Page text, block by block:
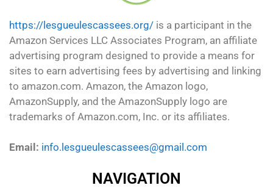
https://lesgueulescassees.org/ is a participant in the
Amazon Services LLC Associates Program, an affiliate
advertising program designed to provide a means for
sites to earn advertising fees by advertising and linking
to amazon.com. Amazon, the Amazon logo,
AmazonSupply, and the AmazonSupply logo are
trademarks of Amazon.com, Inc. or its affiliates.
Email: info.lesgueulescassees@gmail.com
NAVIGATION